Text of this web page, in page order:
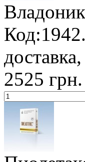
Код:1942.
2525 грн.